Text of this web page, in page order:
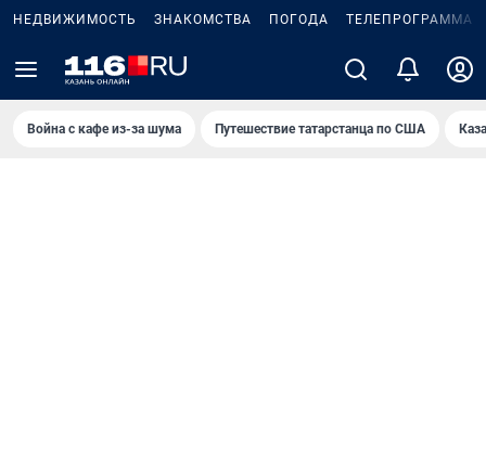
НЕДВИЖИМОСТЬ ЗНАКОМСТВА ПОГОДА ТЕЛЕПРОГРАММА
Война с кафе из-за шума Путешествие татарстанца по США